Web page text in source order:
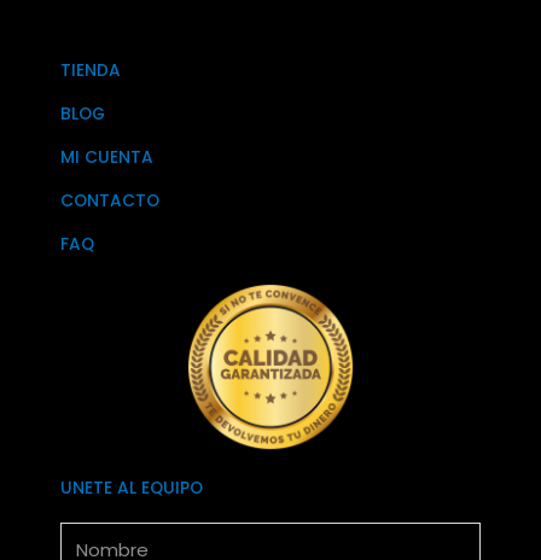
TIENDA
BLOG
MI CUENTA
CONTACTO
FAQ
UNETE AL EQUIPO